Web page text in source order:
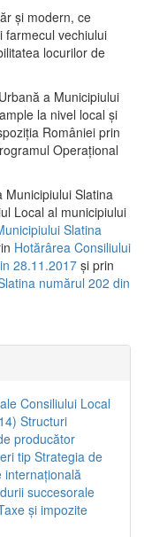
şi modern, ce
farmecul vechiului
locurilor de
a Municipiului
la nivel local şi
României prin
Operațional
Slatina
Local al municipiului
Slatina
Hotărârea Consiliului
28.11.2017 și prin
numărul 202 din
Consiliului Local
Structuri
producător
tipStrategia de
internaţională
succesorale
şi impozite